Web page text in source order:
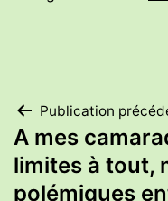
de
Publication
A mes
limites à tout,
polémiques